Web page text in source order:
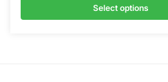
Select options